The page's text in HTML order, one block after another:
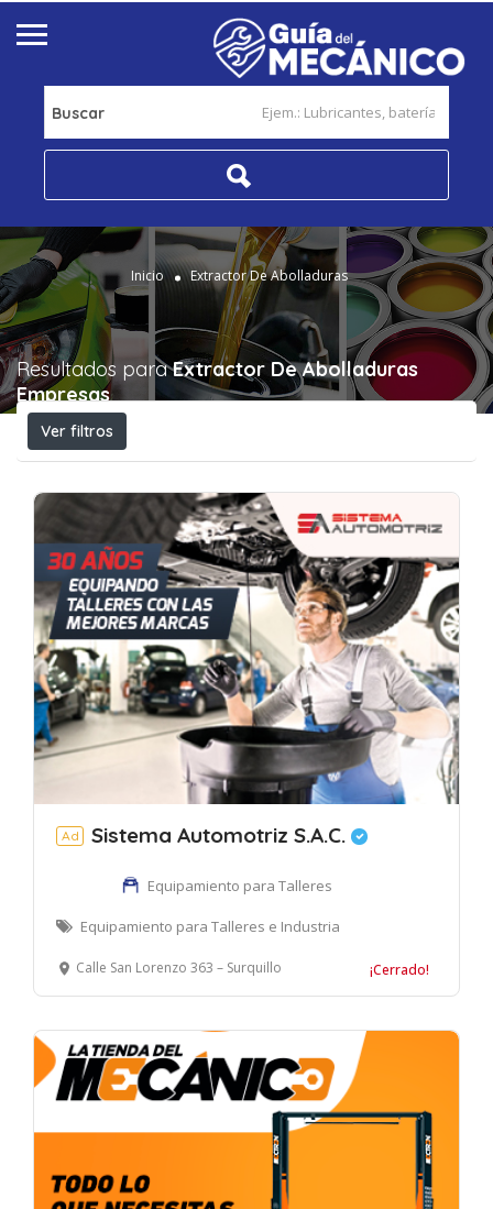
Buscar
Inicio Extractor De Abolladuras
Resultados paraExtractor De Abolladuras
Empresas
Ver filtros
Ad Sistema Automotriz S.A.C.
Equipamiento para Talleres
Equipamiento para Talleres e Industria
Calle San Lorenzo 363 – Surquillo ¡Cerrado!